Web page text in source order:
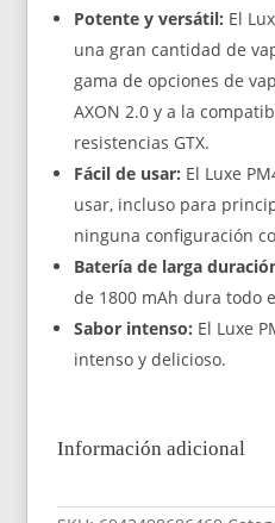
Potente y versátil: El
una gran cantidad de
gama de opciones de
AXON 2.0 y a la
resistencias GTX.
Fácil de usar: El Luxe
usar, incluso para
ninguna configuración
Batería de larga
de 1800 mAh dura todo
Sabor intenso: El Luxe
intenso y delicioso.
Información adicional